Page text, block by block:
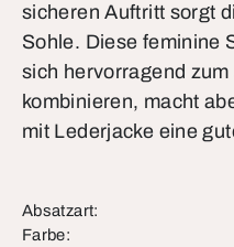
sicheren Auftritt sorgt
Sohle. Diese feminine
sich hervorragend
kombinieren, macht
mit Lederjacke eine
Absatzart:
Farbe: